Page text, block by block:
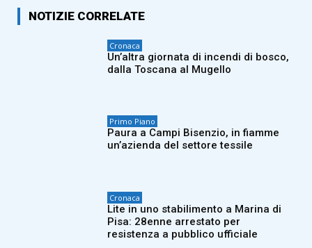
NOTIZIE CORRELATE
Cronaca
Un’altra giornata di incendi di bosco,
dalla Toscana al Mugello
Primo Piano
Paura a Campi Bisenzio, in fiamme
un’azienda del settore tessile
Cronaca
Lite in uno stabilimento a Marina di
Pisa: 28enne arrestato per
resistenza a pubblico ufficiale